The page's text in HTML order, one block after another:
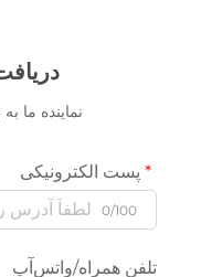
نماینده ما
پست الکترونیکی
0/100
تلفن همراه/واتس‌آپ